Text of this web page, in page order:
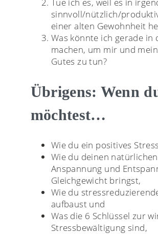
sinnvoll/nützlich/
einer alten Gewohnheit
Was könnte ich gerade in
machen, um mir und
Gutes zu tun?
Übrigens: Wenn
möchtest…
Wie du ein positives
Wie du deinen
Anspannung und
Gleichgewicht bringst,
Wie du
aufbaust und
Was die 6 Schlüssel zur
Stressbewältigung sind,